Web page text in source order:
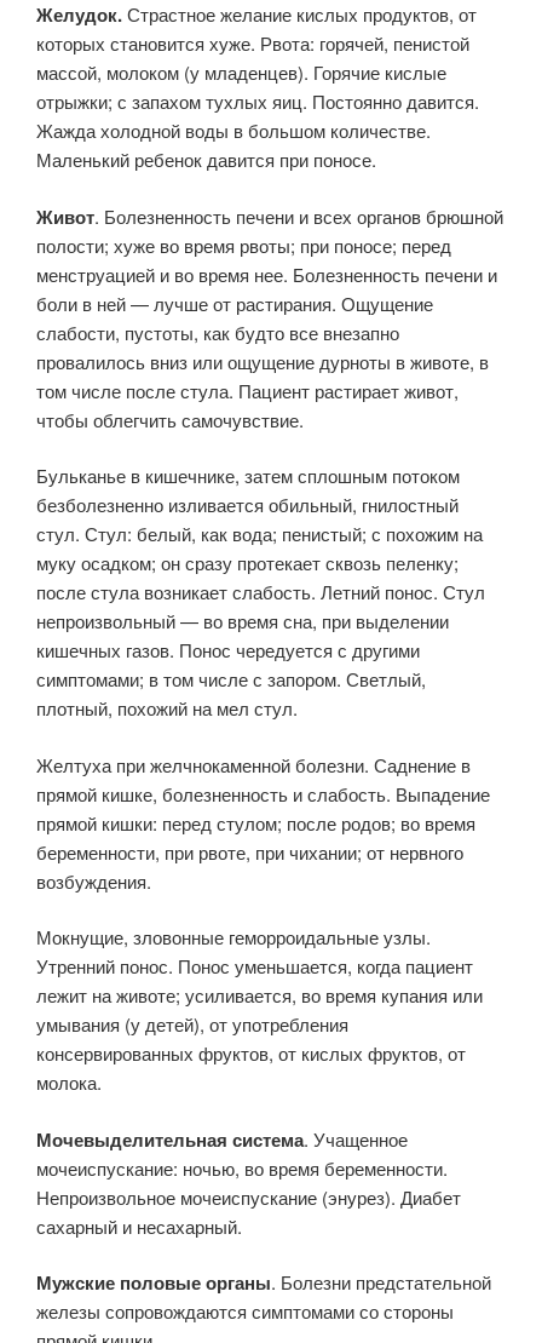
Желудок.Страстное желание кислых продуктов, от
которых становится хуже. Рвота: горячей, пенистой
массой, молоком (у младенцев). Горячие кислые
отрыжки; с запахом тухлых яиц. Постоянно давится.
Жажда холодной воды в большом количестве.
Маленький ребенок давится при поносе.
Живот. Болезненность печени и всех органов брюшной
полости; хуже во время рвоты; при поносе; перед
менструацией и во время нее. Болезненность печени и
боли в ней — лучше от растирания. Ощущение
слабости, пустоты, как будто все внезапно
провалилось вниз или ощущение дурноты в животе, в
том числе после стула. Пациент растирает живот,
чтобы облегчить самочувствие.
Бульканье в кишечнике, затем сплошным потоком
безболезненно изливается обильный, гнилостный
стул. Стул: белый, как вода; пенистый; с похожим на
муку осадком; он сразу протекает сквозь пеленку;
после стула возникает слабость. Летний понос. Стул
непроизвольный — во время сна, при выделении
кишечных газов. Понос чередуется с другими
симптомами; в том числе с запором. Светлый,
плотный, похожий на мел стул.
Желтуха при желчнокаменной болезни. Саднение в
прямой кишке, болезненность и слабость. Выпадение
прямой кишки: перед стулом; после родов; во время
беременности, при рвоте, при чихании; от нервного
возбуждения.
Мокнущие, зловонные геморроидальные узлы.
Утренний понос. Понос уменьшается, когда пациент
лежит на животе; усиливается, во время купания или
умывания (у детей), от употребления
консервированных фруктов, от кислых фруктов, от
молока.
Мочевыделительная система. Учащенное
мочеиспускание: ночью, во время беременности.
Непроизвольное мочеиспускание (энурез). Диабет
сахарный и несахарный.
Мужские половые органы. Болезни предстательной
железы сопровождаются симптомами со стороны